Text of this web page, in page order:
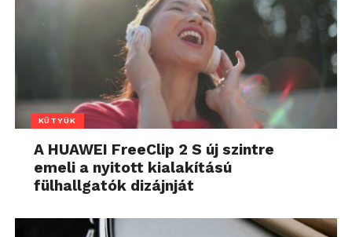
KÜTYÜK
A HUAWEI FreeClip 2 S új szintre
emeli a nyitott kialakítású
fülhallgatók dizájnját